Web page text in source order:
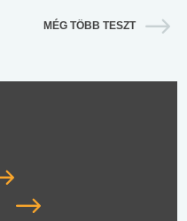
MÉG TÖBB TESZT